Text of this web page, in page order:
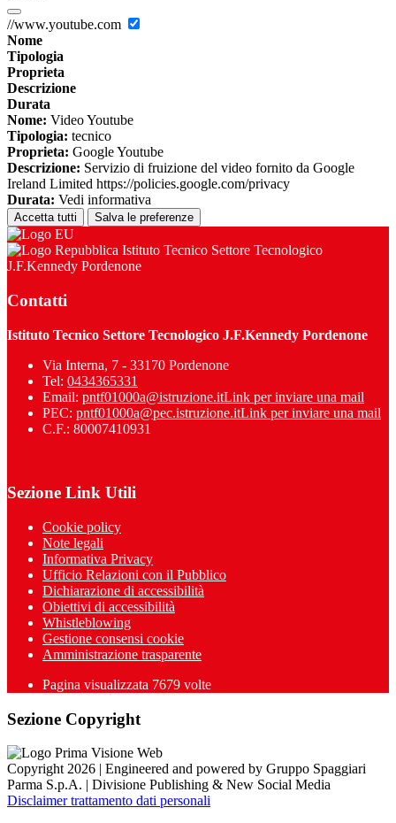
//www.youtube.com
Nome
Tipologia
Proprieta
Descrizione
Durata
Nome: Video Youtube
Tipologia: tecnico
Proprieta: Google Youtube
Descrizione: Servizio di fruizione del video fornito da Google
Ireland Limited https://policies.google.com/privacy
Durata: Vedi informativa
Accetta tutti Salva le preferenze
Istituto Tecnico Settore Tecnologico
J.F.Kennedy Pordenone
Contatti
Istituto Tecnico Settore Tecnologico J.F.Kennedy Pordenone
Via Interna, 7 - 33170 Pordenone
Tel: 0434365331
Email: pntf01000a@istruzione.itLink per inviare una mail
PEC: pntf01000a@pec.istruzione.itLink per inviare una mail
C.F.: 80007410931
Sezione Link Utili
Cookie policy
Note legali
Informativa Privacy
Ufficio Relazioni con il Pubblico
Dichiarazione di accessibilità
Obiettivi di accessibilità
Whistleblowing
Gestione consensi cookie
Amministrazione trasparente
Pagina visualizzata 7679 volte
Sezione Copyright
Copyright 2026 | Engineered and powered by Gruppo Spaggiari
Parma S.p.A. | Divisione Publishing & New Social Media
Disclaimer trattamento dati personali